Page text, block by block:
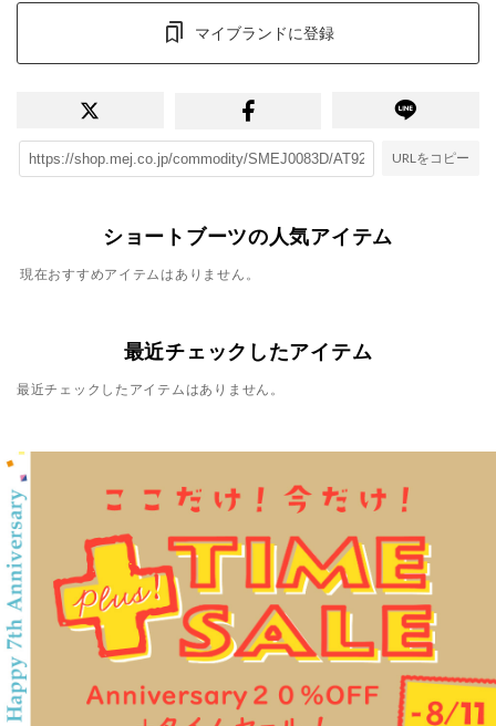
マイブランドに登録
URLをコピー
ショートブーツの人気アイテム
現在おすすめアイテムはありません。
最近チェックしたアイテム
最近チェックしたアイテムはありません。